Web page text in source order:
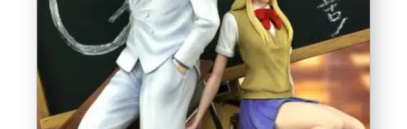
DETAILS